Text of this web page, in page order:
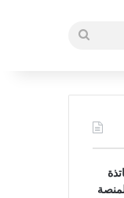
بحث